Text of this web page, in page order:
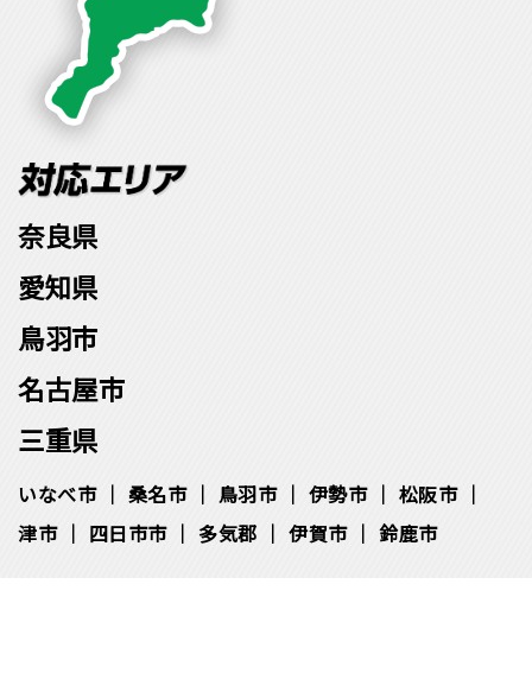
奈良県
愛知県
鳥羽市
名古屋市
三重県
いなべ市 桑名市 鳥羽市 伊勢市
松阪市
津市
四日市市 多気郡 伊賀市 鈴鹿市